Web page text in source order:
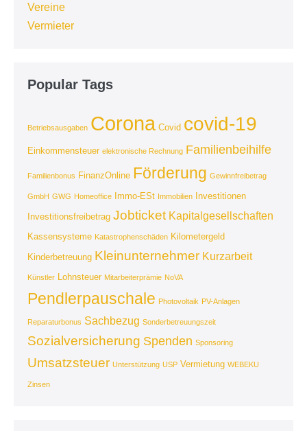
Vereine
Vermieter
Popular Tags
Betriebsausgaben Corona Covid covid-19
Einkommensteuer elektronische Rechnung Familienbeihilfe
Familienbonus FinanzOnline Förderung Gewinnfreibetrag
GmbH GWG Homeoffice Immo-ESt Immobilien
Investitionen
Investitionsfreibetrag Jobticket Kapitalgesellschaften
Kassensysteme Katastrophenschäden Kilometergeld
Kinderbetreuung Kleinunternehmer Kurzarbeit
Künstler Lohnsteuer Mitarbeiterprämie NoVA
Pendlerpauschale Photovoltaik PV-Anlagen
Reparaturbonus Sachbezug Sonderbetreuungszeit
Sozialversicherung Spenden Sponsoring
Umsatzsteuer Unterstützung USP Vermietung WEBEKU
Zinsen